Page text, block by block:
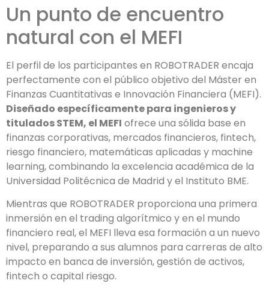
Un punto de encuentro
natural con el MEFI
El perfil de los participantes en ROBOTRADER encaja
perfectamente con el público objetivo del Máster en
Finanzas Cuantitativas e Innovación Financiera (MEFI).
Diseñado específicamente para ingenieros y
titulados STEM, el MEFI ofrece una sólida base en
finanzas corporativas, mercados financieros, fintech,
riesgo financiero, matemáticas aplicadas y machine
learning, combinando la excelencia académica de la
Universidad Politécnica de Madrid y el Instituto BME.
Mientras que ROBOTRADER proporciona una primera
inmersión en el trading algorítmico y en el mundo
financiero real, el MEFI lleva esa formación a un nuevo
nivel, preparando a sus alumnos para carreras de alto
impacto en banca de inversión, gestión de activos,
fintech o capital riesgo.